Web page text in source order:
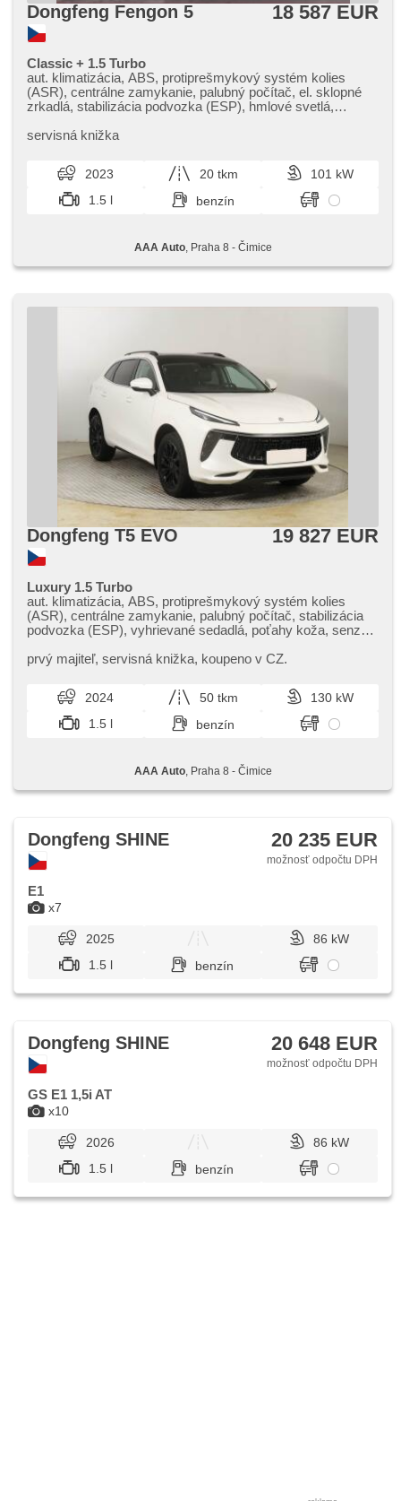
Dongfeng Fengon 5 18 587 EUR
Classic + 1.5 Turbo
aut. klimatizácia, ABS, protiprešmykový systém kolies
(ASR), centrálne zamykanie, palubný počítač, el. sklopné
zrkadlá, stabilizácia podvozka (ESP), hmlové svetlá,
štartovanie tlačítkom, senzor tlaku v pneumatikách, USB,
posilňovač riadenia, el. okná, strešné okno, autorádio, aut.
prevodovka
servisná knižka
2023 20 tkm
101 kW
1.5 l
benzín
AAA Auto, Praha 8 - Čimice
Dongfeng T5 EVO 19 827 EUR
Luxury 1.5 Turbo
aut. klimatizácia, ABS, protiprešmykový systém kolies
(ASR), centrálne zamykanie, palubný počítač, stabilizácia
podvozka (ESP), vyhrievané sedadlá, poťahy koža, senzor
pneumatikách, USB, 6x airbag, el. nastaviteľné sedadlá,
parkovací asistent, posilňovač riadenia, el. okná, strešný
nosič, autorádio, aut. prevodovka
prvý majiteľ,​ servisná knižka,​ koupeno v CZ.
2024 50 tkm
130 kW
1.5 l
benzín
AAA Auto, Praha 8 - Čimice
x7
Dongfeng SHINE 20 235 EUR
možnosť odpočtu DPH
E1
2025
86 kW
1.5 l
benzín
x10
Dongfeng SHINE 20 648 EUR
možnosť odpočtu DPH
GS E1 1,5i AT
2026
86 kW
1.5 l
benzín